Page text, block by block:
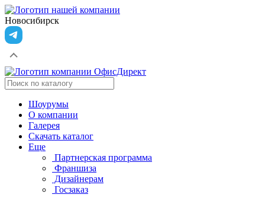
Новосибирск
Шоурумы
О компании
Галерея
Скачать каталог
Еще
Партнерская программа
Франшиза
Дизайнерам
Госзаказ